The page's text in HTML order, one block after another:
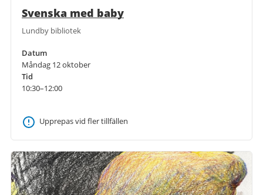
Svenska med baby
Lundby bibliotek
Datum
Måndag 12 oktober
Tid
10:30–12:00
Upprepas vid fler tillfällen